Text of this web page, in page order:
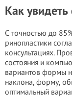
Как
С точностью до
ринопластики
консультациях.
состояния и
вариантов формы
наклона, форму,
оптимальный